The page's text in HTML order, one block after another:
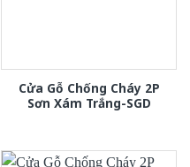
Cửa Gỗ Chống Cháy 2P
Sơn Xám Trắng-SGD